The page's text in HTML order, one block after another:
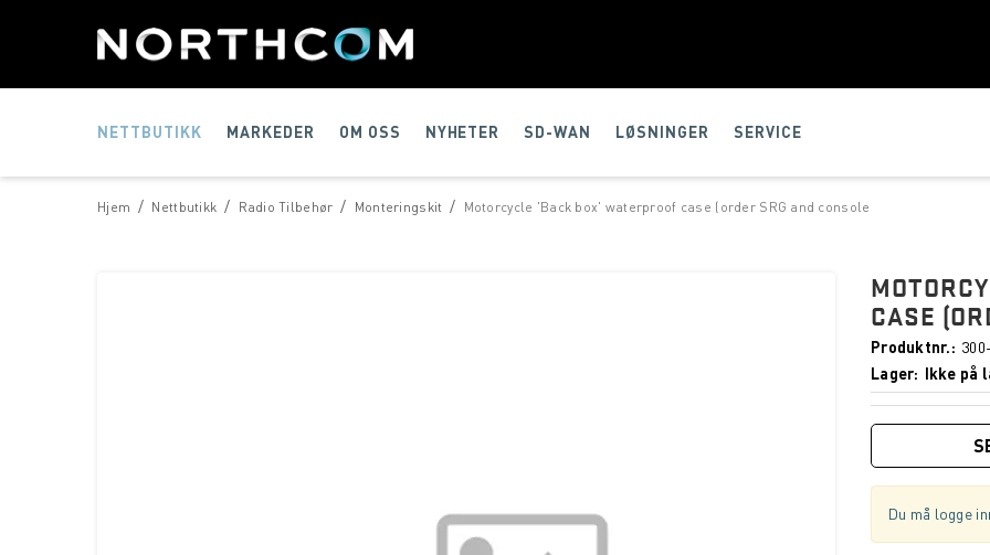
NETTBUTIKK MARKEDER OM OSS NYHETER SD-WAN LØSNINGER SERVICE
/
Hjem /
Nettbutikk /
Radio Tilbehør /
Monteringskit Motorcycle 'Back box' waterproof case (order SRG and console
CASE
Produktnr.
Lager
Ikke på
Du må logge